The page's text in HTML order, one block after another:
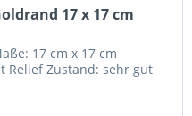
17 x 17 cm
17 cm x 17 cm
Relief Zustand: sehr gut